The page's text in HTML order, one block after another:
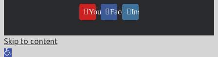
YouTubeFacebookInstagram
Skip to content
Open